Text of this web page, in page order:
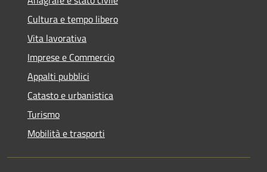
Cultura e tempo libero
Vita lavorativa
Imprese e Commercio
Appalti pubblici
Catasto e urbanistica
Turismo
Mobilità e trasporti